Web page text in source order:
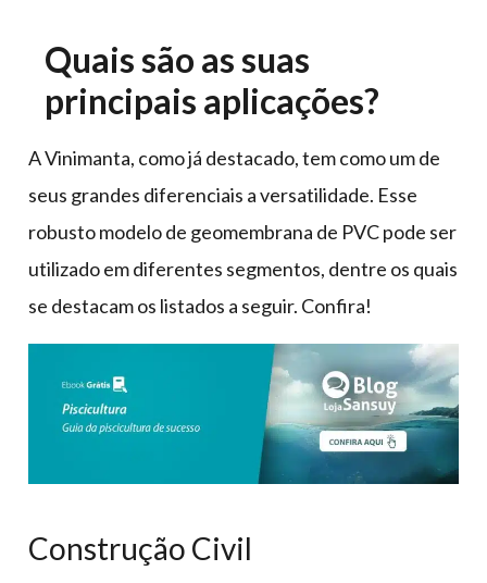
Quais são as suas
principais aplicações?
A Vinimanta, como já destacado, tem como um de
seus grandes diferenciais a versatilidade. Esse
robusto modelo de geomembrana de PVC pode ser
utilizado em diferentes segmentos, dentre os quais
se destacam os listados a seguir. Confira!
Construção Civil